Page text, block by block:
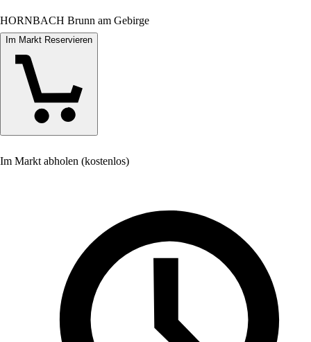
HORNBACH Brunn am Gebirge
Im Markt Reservieren
Im Markt abholen (kostenlos)